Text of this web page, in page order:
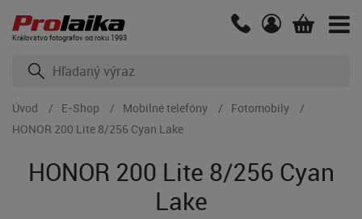
Kráľovstvo fotografov od roku 1993
Úvod E-Shop Mobilné telefóny
Fotomobily
HONOR 200 Lite 8/256 Cyan Lake
HONOR 200 Lite 8/256 Cyan
Lake